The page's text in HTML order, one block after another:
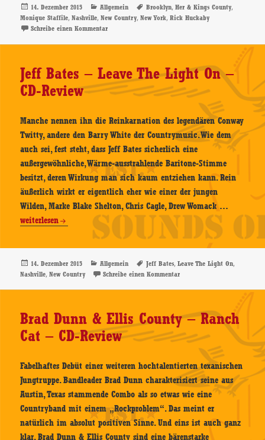
County
–
Hell
–
Review
Veröffentlicht
am
14. Dezember 2015 Kategorien
Allgemein Schlagwörter
Brooklyn,Her & Kings County,
Monique Staffile,Nashville,New Country,New York,Rick Huckaby
Schreibe einen Kommentarzu Her & Kings County – Raise A Little Hell – CD-
Jeff Bates – Leave The Light On –
CD-Review
Manche nennen ihn die Reinkarnation des legendären Conway
Twitty, andere den Barry White der Countrymusic. Wie dem
auch sei, fest steht, dass Jeff Bates sicherlich eine
außergewöhnliche, Wärme-ausstrahlende Baritone-Stimme
besitzt, deren Wirkung man sich kaum entziehen kann. Rein
äußerlich wirkt er eigentlich eher wie einer der jungen
Wilden, Marke Blake Shelton, Chris Cagle, Drew Womack …
Bates
Leave
The
On
CD-
Review
weiterlesen
Veröffentlicht
am
14. Dezember 2015 Kategorien
Allgemein Schlagwörter
Jeff Bates,Leave The Light On,
Nashville,New Country Schreibe einen Kommentarzu Jeff Bates – Leave The
Brad Dunn & Ellis County – Ranch
Cat – CD-Review
Fabelhaftes Debüt einer weiteren hochtalentierten texanischen
Jungtruppe. Bandleader Brad Dunn charakterisiert seine aus
Austin, Texas stammende Combo als so etwas wie eine
Countryband mit einem „Rockproblem“. Das meint er
natürlich im absolut positiven Sinne. Und eins ist auch ganz
klar. Brad Dunn & Ellis County sind eine bärenstarke